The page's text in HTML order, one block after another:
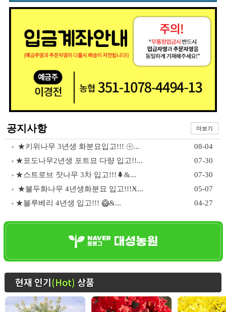
공지사항 더보기
+ ★키위나무 3년생 화분묘입고!!! ㊉... 08-04
+ ★포도나무2년생 포트묘 다량 입고!!... 07-30
+ ★스트로브 잣나무 3차 입고!!!🌲&... 07-30
+ ★불두화나무 4년생화분묘 입고!!!Ӿ... 05-07
+ ★블루베리 4년생 입고!!! 🥝&... 04-27